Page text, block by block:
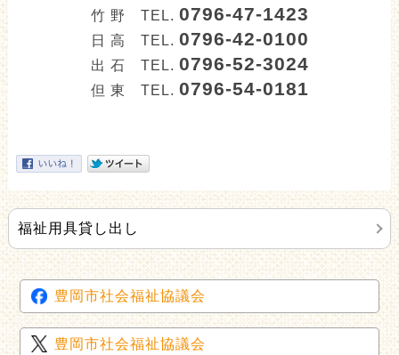
竹 野 TEL. 0796-47-1423
日 高 TEL. 0796-42-0100
出 石 TEL. 0796-52-3024
但 東 TEL. 0796-54-0181
福祉用具貸し出し
豊岡市社会福祉協議会
豊岡市社会福祉協議会